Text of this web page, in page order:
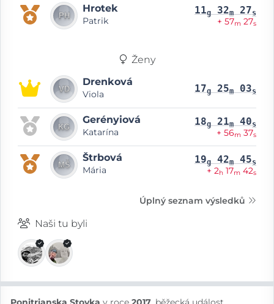
Hrotek
Patrik
11g 32m 27s
+ 57m 27s
Ženy
Drenková
Viola 17g 25m 03s
Gerényiová
Katarína
18g 21m 40s
+ 56m 37s
Štrbová
Mária
19g 42m 45s
+ 2h 17m 42s
Úplný seznam výsledků
Naši tu byli